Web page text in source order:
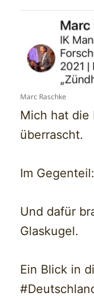
Marc Raschke
Mich hat die
überrascht.
Im
Und dafür
Glaskugel.
Ein Blick in